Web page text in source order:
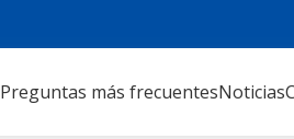
Preguntas más frecuentesNoticias